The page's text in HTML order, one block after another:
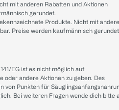
mit anderen Rabatten und Aktionen
gerundet.
Produkte. Nicht mit
Preise werden kaufmännisch
EG ist es nicht möglich auf
oder andere Aktionen zu geben. Des
von Punkten für
Bei weiteren Fragen wende dich bitte